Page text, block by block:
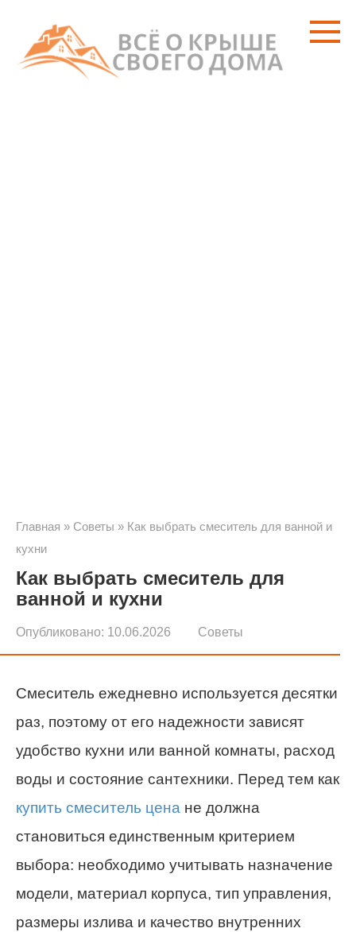
контенту
Главная » Советы » Как выбрать смеситель для ванной и
кухни
Как выбрать смеситель для
ванной и кухни
Опубликовано: 10.06.2026 Советы
Смеситель ежедневно используется десятки
раз, поэтому от его надежности зависят
удобство кухни или ванной комнаты, расход
воды и состояние сантехники. Перед тем как
купить смеситель цена не должна
становиться единственным критерием
выбора: необходимо учитывать назначение
модели, материал корпуса, тип управления,
размеры излива и качество внутренних